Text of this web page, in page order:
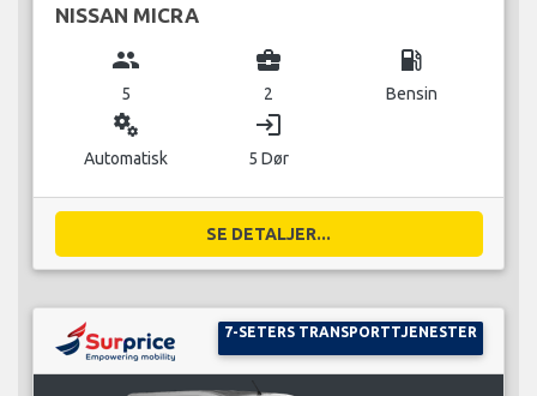
NISSAN MICRA
group
5
business_center
2
local_gas_station
Bensin
miscellaneous_services
Automatisk
login
5 Dør
SE DETALJER...
7-SETERS TRANSPORTTJENESTER